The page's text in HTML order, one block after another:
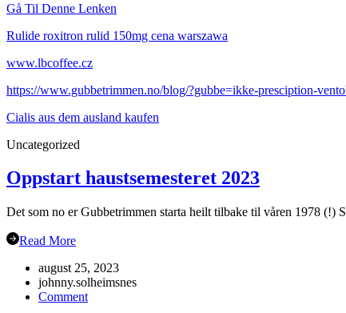
Gå Til Denne Lenken
Rulide roxitron rulid 150mg cena warszawa
www.lbcoffee.cz
https://www.gubbetrimmen.no/blog/?gubbe=ikke-presciption-
Cialis aus dem ausland kaufen
Uncategorized
Oppstart haustsemesteret 2023
Det som no er Gubbetrimmen starta heilt tilbake til våren 1978 (!)
Read More
august 25, 2023
johnny.solheimsnes
Commenton